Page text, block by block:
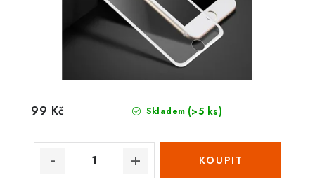
Skladem (>5 ks)
99 Kč